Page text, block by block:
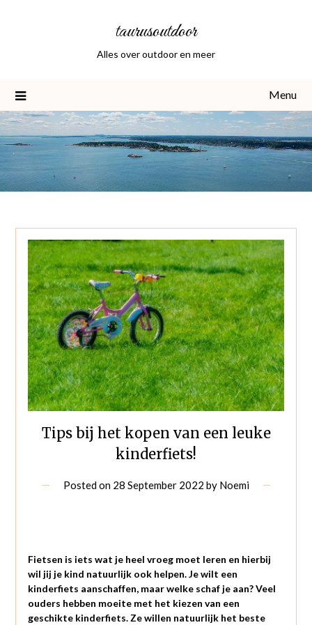
taurusoutdoor
Alles over outdoor en meer
Menu
Tips bij het kopen van een leuke
kinderfiets!
Posted on 28 September 2022 by Noemi
Fietsen is iets wat je heel vroeg moet leren en hierbij
wil jij je kind natuurlijk ook helpen. Je wilt een
kinderfiets aanschaffen, maar welke schaf je aan? Veel
ouders hebben moeite met het kiezen van een
geschikte kinderfiets. Ze willen natuurlijk het beste